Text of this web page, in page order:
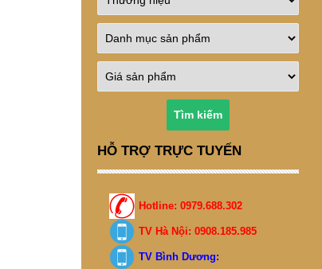
Tìm kiếm
HỖ TRỢ TRỰC TUYẾN
Hotline: 0979.688.302
TV Hà Nội: 0908.185.985
TV Bình Dương: